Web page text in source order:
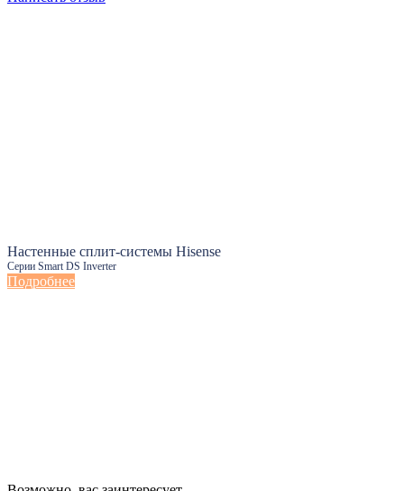
Настенные сплит-системы Hisense
Серии Smart DS Inverter
Подробнее